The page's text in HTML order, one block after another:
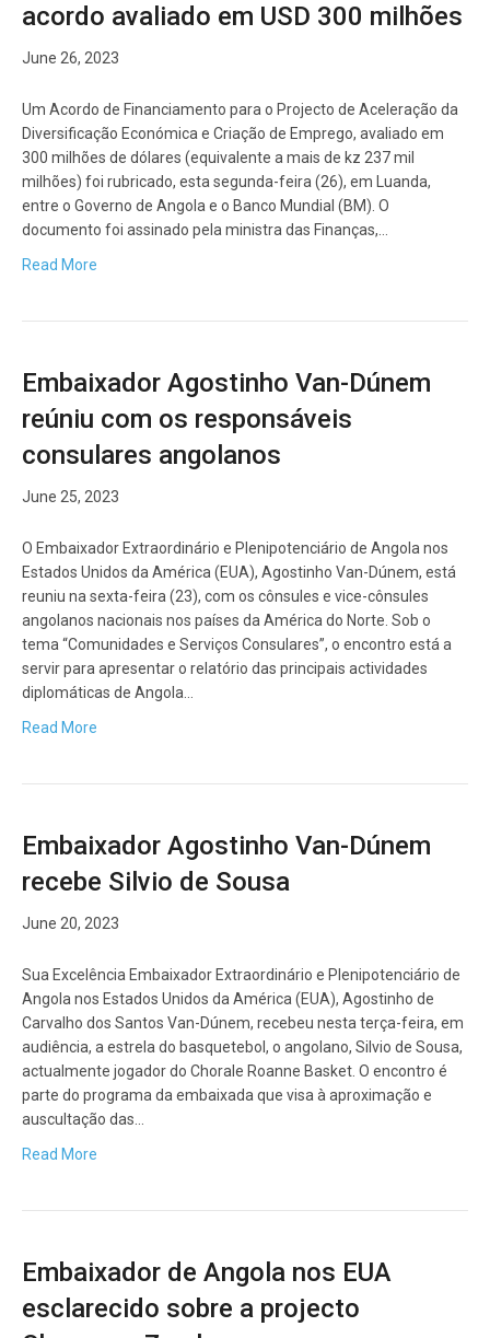
acordo avaliado em USD 300 milhões
June 26, 2023
Um Acordo de Financiamento para o Projecto de Aceleração da
Diversificação Económica e Criação de Emprego, avaliado em
300 milhões de dólares (equivalente a mais de kz 237 mil
milhões) foi rubricado, esta segunda-feira (26), em Luanda,
entre o Governo de Angola e o Banco Mundial (BM). O
documento foi assinado pela ministra das Finanças,…
Read More
Embaixador Agostinho Van-Dúnem
reúniu com os responsáveis
consulares angolanos
June 25, 2023
O Embaixador Extraordinário e Plenipotenciário de Angola nos
Estados Unidos da América (EUA), Agostinho Van-Dúnem, está
reuniu na sexta-feira (23), com os cônsules e vice-cônsules
angolanos nacionais nos países da América do Norte. Sob o
tema “Comunidades e Serviços Consulares”, o encontro está a
servir para apresentar o relatório das principais actividades
diplomáticas de Angola…
Read More
Embaixador Agostinho Van-Dúnem
recebe Silvio de Sousa
June 20, 2023
Sua Excelência Embaixador Extraordinário e Plenipotenciário de
Angola nos Estados Unidos da América (EUA), Agostinho de
Carvalho dos Santos Van-Dúnem, recebeu nesta terça-feira, em
audiência, a estrela do basquetebol, o angolano, Silvio de Sousa,
actualmente jogador do Chorale Roanne Basket. O encontro é
parte do programa da embaixada que visa à aproximação e
auscultação das…
Read More
Embaixador de Angola nos EUA
esclarecido sobre a projecto